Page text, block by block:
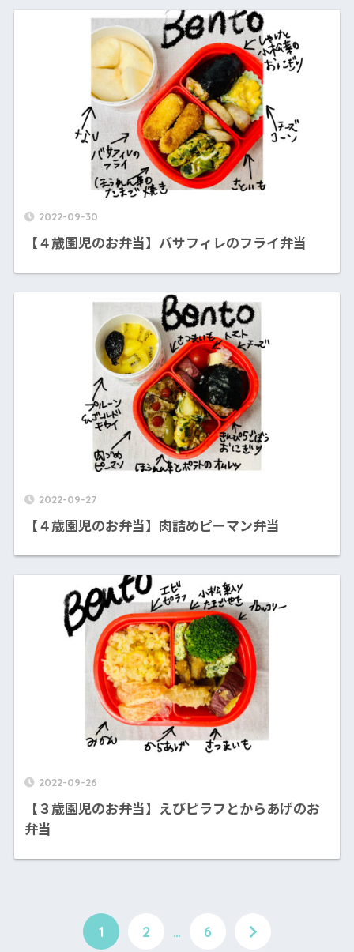
2022-09-30
【４歳園児のお弁当】バサフィレのフライ弁当
2022-09-27
【４歳園児のお弁当】肉詰めピーマン弁当
2022-09-26
【３歳園児のお弁当】えびピラフとからあげのお
弁当
1 2 … 6